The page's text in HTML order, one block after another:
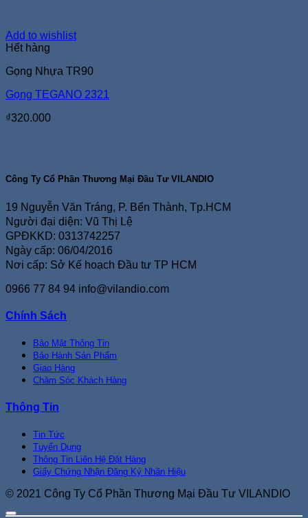
Add to wishlist
Hết hàng
Gọng Nhựa TR90
Gọng TEGANO 2321
₫320.000
Công Ty Cổ Phần Thương Mại Đầu Tư VILANDIO
19 Nguyễn Văn Tráng, P. Bến Thành, Tp.HCM
Người đại diện: Vũ Thị Lệ
GPĐKKD: 0313742257
Ngày cấp: 06/04/2016
Nơi cấp: Sở Kế hoạch Đầu tư TP HCM
0966 77 84 94 info@vilandio.com
Chính Sách
Bảo Mật Thông Tin
Bảo Hành Sản Phẩm
Giao Hàng
Chăm Sóc Khách Hàng
Thông Tin
Tin Tức
Tuyển Dụng
Thông Tin Liên Hệ Đặt Hàng
Giấy Chứng Nhận Đăng Ký Nhãn Hiệu
© 2021 Công Ty Cổ Phần Thương Mại Đầu Tư VILANDIO